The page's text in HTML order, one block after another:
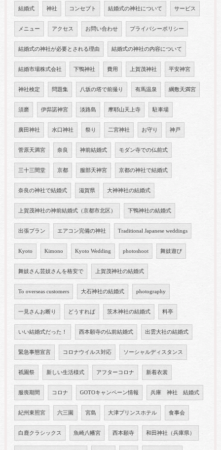
結婚式 神社 コンセプト 結婚式の神社について サービス
メニュー アクセス お問い合わせ プライバシーポリシー
結婚式の神社が必要とされる理由 結婚式の神社の内容について
結婚市場株式会社 下鴨神社 費用 上賀茂神社 平安神宮
神社検定 問題集 八坂の塔で前撮り 有馬温泉 綱敷天満宮
須磨 伊弉諾神宮 淡路島 摩耶山天上寺 駐車場
廣田神社 水口神社 祭り 二宮神社 お守り 神戸
菅原天満宮 奈良 神前結婚式 モダン寺での仏前式
三十三間堂 京都 服部天神宮 京都の神社で結婚式
奈良の神社で結婚式 滋賀県 大神神社の結婚式
上賀茂神社の神前結婚式（京都市北区） 下鴨神社の結婚式
出張プラン エアコン完備の神社 Traditional Japanese weddings
Kyoto Kimono Kyoto Wedding photoshoot 舞妓遊び
舞妓さん芸妓さんを格安で 上賀茂神社の結婚式
To overseas customers 大石神社の結婚式 photography
一見さんお断り どうすれば 茨木神社の結婚式 料亭
いい結婚式だった！ 西本願寺の仏前結婚式 出雲大社の結婚式
緊急事態宣言 コロナウイルス対応 ソーシャルディスタンス
祇園祭 新しい生活様式 アフターコロナ 新着衣裳
服喪期間 コロナ GOTOキャンペーン情報 兵庫 神社 結婚式
紀州東照宮 六三園 宮島 大津プリンスホテル 食事会
白鹿クラシックス 魚崎八幡宮 西本願寺 和田神社（兵庫県）